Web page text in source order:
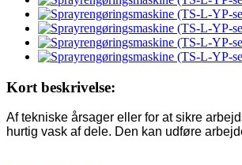
Kort beskrivelse:
Af tekniske årsager eller for at sikre
hurtig vask af dele. Den kan udføre